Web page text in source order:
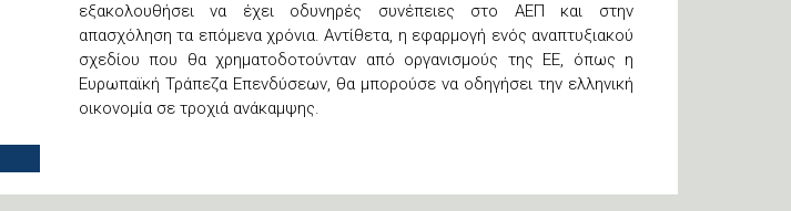
εξακολουθήσει να έχει οδυνηρές συνέπειες στο ΑΕΠ και στην
απασχόληση τα επόμενα χρόνια. Αντίθετα, η εφαρμογή ενός αναπτυξιακού
σχεδίου που θα χρηματοδοτούνταν από οργανισμούς της ΕΕ, όπως η
Ευρωπαϊκή Τράπεζα Επενδύσεων, θα μπορούσε να οδηγήσει την ελληνική
οικονομία σε τροχιά ανάκαμψης.